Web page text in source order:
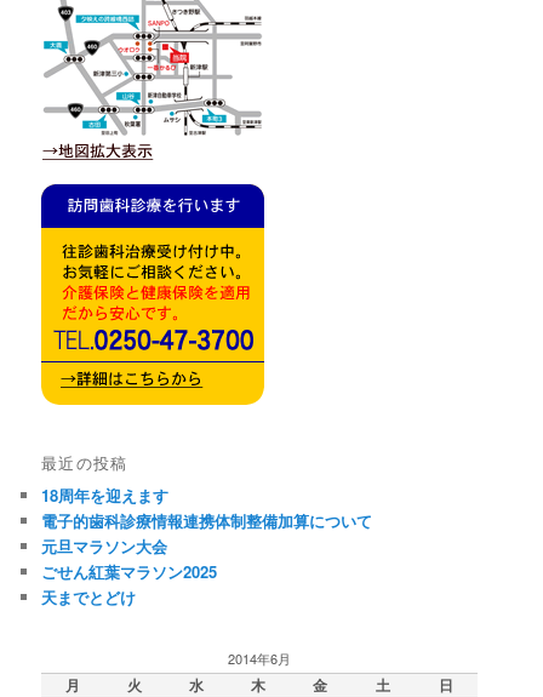
最近の投稿
18周年を迎えます
電子的歯科診療情報連携体制整備加算について
元旦マラソン大会
ごせん紅葉マラソン2025
天までとどけ
2014年6月
月 火 水 木 金 土 日